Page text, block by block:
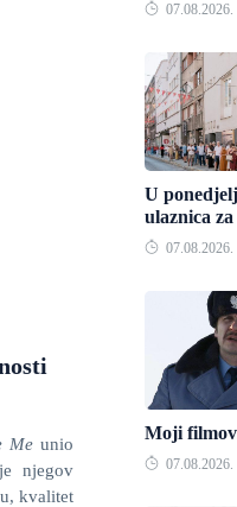
Meunio
njegov
kvalitet
07.08.2026.
U
ulaznica za
07.08.2026.
Moji
07.08.2026.